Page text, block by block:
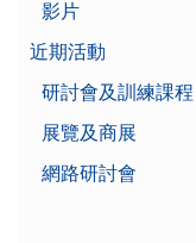
影片
近期活動
研討會及訓練課程
展覽及商展
網路研討會